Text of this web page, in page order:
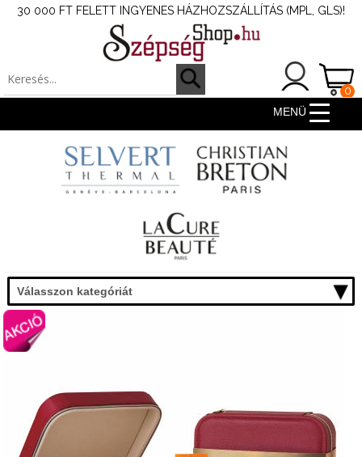
30 000 FT FELETT INGYENES HÁZHOZSZÁLLÍTÁS (MPL, GLS)!
0
MENÜ
Válasszon kategóriát